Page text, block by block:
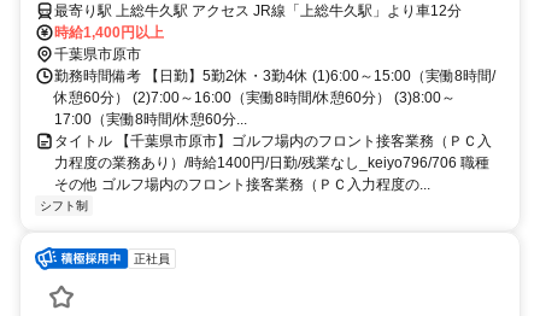
最寄り駅 上総牛久駅 アクセス JR線「上総牛久駅」より車12分
時給1,400円以上
千葉県市原市
勤務時間備考 【日勤】5勤2休・3勤4休 (1)6:00～15:00（実働8時間/
休憩60分） (2)7:00～16:00（実働8時間/休憩60分） (3)8:00～
17:00（実働8時間/休憩60分...
タイトル 【千葉県市原市】ゴルフ場内のフロント接客業務（ＰＣ入
力程度の業務あり）/時給1400円/日勤/残業なし_keiyo796/706 職種
その他 ゴルフ場内のフロント接客業務（ＰＣ入力程度の...
シフト制
正社員